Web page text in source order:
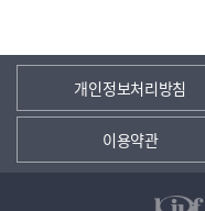
개인정보처리방침
이용약관